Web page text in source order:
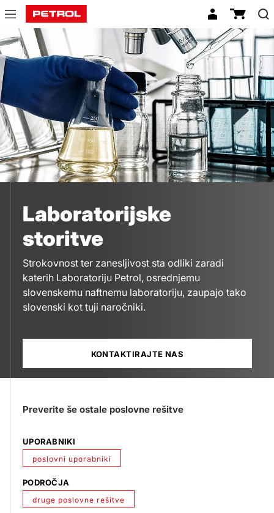
Loboratorijske
storitve
Laboratorijske
storitve
Strokovnost ter zanesljivost sta odliki zaradi
katerih Laboratoriju Petrol, osrednjemu
slovenskemu naftnemu laboratoriju, zaupajo tako
slovenski kot tuji naročniki.
KONTAKTIRAJTE NAS
Preverite še ostale poslovne rešitve
UPORABNIKI
poslovni uporabniki
PODROČJA
druge poslovne rešitve